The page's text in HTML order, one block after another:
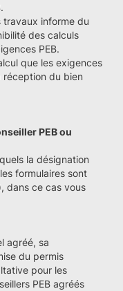
informe du
des calculs
PEB.
que les exigences
réception du bien
PEB ou
la désignation
formulaires sont
dans ce cas vous
agréé, sa
du permis
pour les
PEB agréés